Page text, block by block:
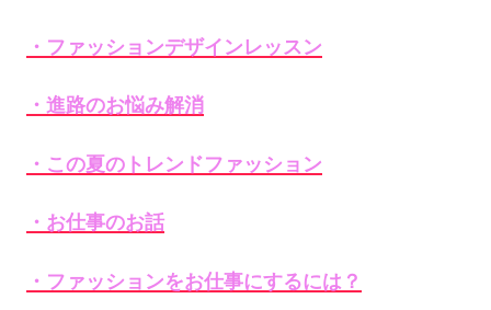
・ファッションデザインレッスン
・進路のお悩み解消
・この夏のトレンドファッション
・お仕事のお話
・ファッションをお仕事にするには？